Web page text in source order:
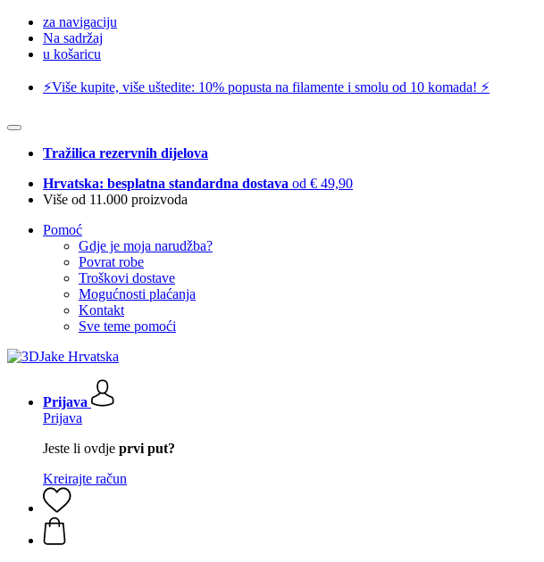
za navigaciju
Na sadržaj
u košaricu
⚡️Više kupite, više uštedite: 10% popusta na filamente i smolu od 10 komada! ⚡️
Tražilica rezervnih dijelova
Hrvatska: besplatna standardna dostava od € 49,90
Više od 11.000 proizvoda
Pomoć
Gdje je moja narudžba?
Povrat robe
Troškovi dostave
Mogućnosti plaćanja
Kontakt
Sve teme pomoći
Prijava
Prijava
Jeste li ovdje prvi put?
Kreirajte račun